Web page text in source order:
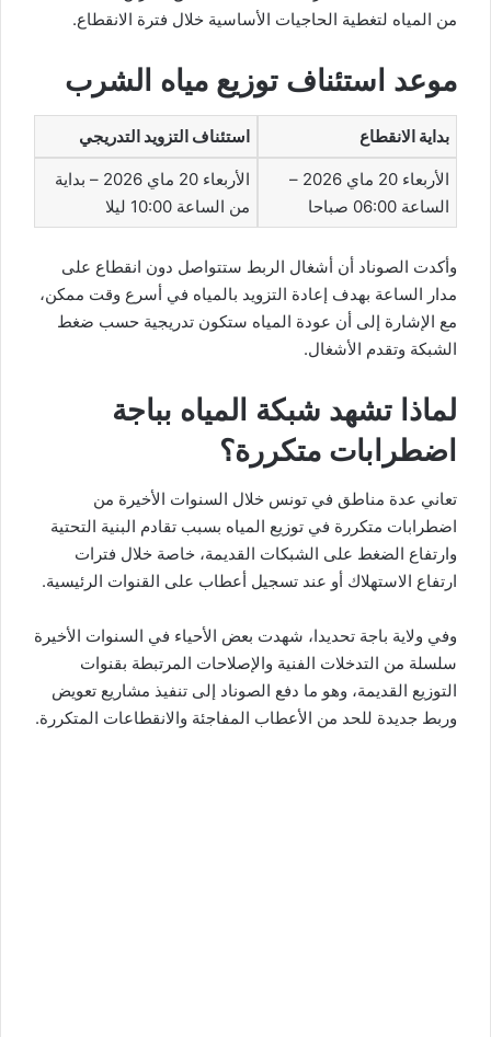
من المياه لتغطية الحاجيات الأساسية خلال فترة الانقطاع.
موعد استئناف توزيع مياه الشرب
بداية الانقطاع استئناف التزويد التدريجي
الأربعاء 20 ماي 2026 –
الساعة 06:00 صباحا
الأربعاء 20 ماي 2026 – بداية
من الساعة 10:00 ليلا
وأكدت الصوناد أن أشغال الربط ستتواصل دون انقطاع على
مدار الساعة بهدف إعادة التزويد بالمياه في أسرع وقت ممكن،
مع الإشارة إلى أن عودة المياه ستكون تدريجية حسب ضغط
الشبكة وتقدم الأشغال.
لماذا تشهد شبكة المياه بباجة
اضطرابات متكررة؟
تعاني عدة مناطق في تونس خلال السنوات الأخيرة من
اضطرابات متكررة في توزيع المياه بسبب تقادم البنية التحتية
وارتفاع الضغط على الشبكات القديمة، خاصة خلال فترات
ارتفاع الاستهلاك أو عند تسجيل أعطاب على القنوات الرئيسية.
وفي ولاية باجة تحديدا، شهدت بعض الأحياء في السنوات الأخيرة
سلسلة من التدخلات الفنية والإصلاحات المرتبطة بقنوات
التوزيع القديمة، وهو ما دفع الصوناد إلى تنفيذ مشاريع تعويض
وربط جديدة للحد من الأعطاب المفاجئة والانقطاعات المتكررة.